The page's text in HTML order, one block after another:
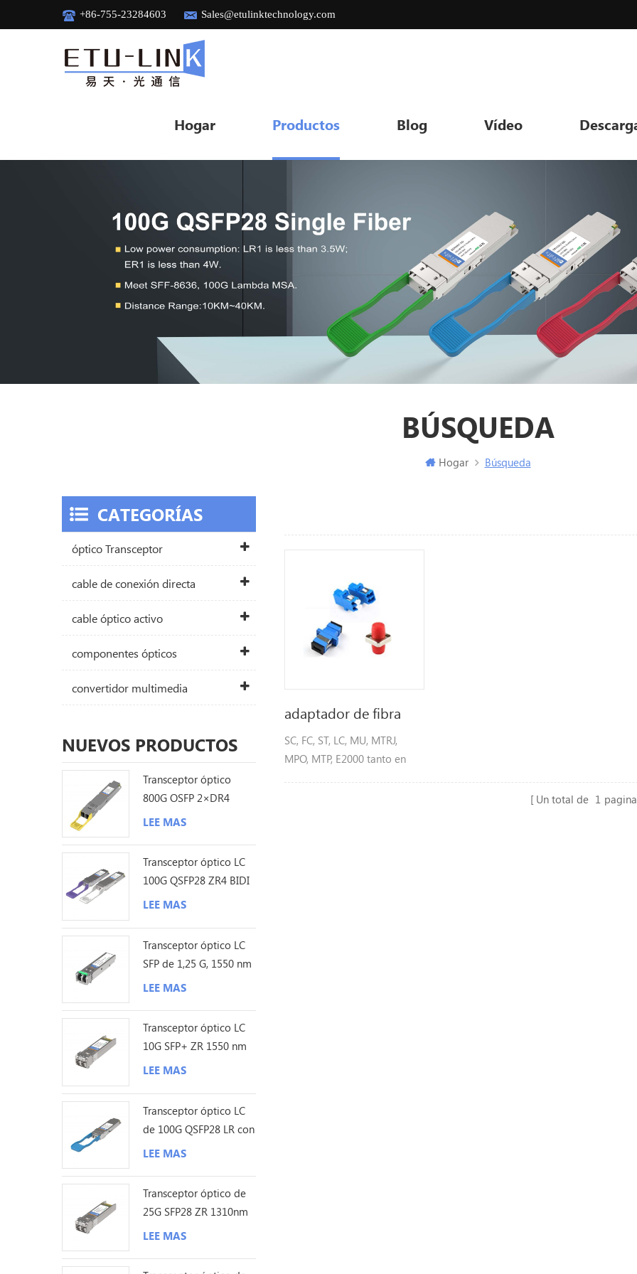
+86-755-23284603 Sales@etulinktechnology.com
Hogar Productos Blog Vídeo
BÚSQUEDA
Hogar Búsqueda
adaptador de fibra
SC, FC, ST, LC, MU, MTRJ,
MPO, MTP, E2000 tanto en
Un total de 1
CATEGORÍAS
óptico Transceptor
cable de conexión directa
cable óptico activo
componentes ópticos
convertidor multimedia
NUEVOS PRODUCTOS
Transceptor óptico
800G OSFP 2×DR4
1310nm 500M MPO12
LEE MAS
Transceptor óptico LC
100G QSFP28 ZR4 BIDI
80KM
LEE MAS
Transceptor óptico LC
SFP de 1,25 G, 1550 nm
y 200 km
LEE MAS
Transceptor óptico LC
10G SFP+ ZR 1550 nm
120 km
LEE MAS
Transceptor óptico LC
de 100G QSFP28 LR con
sonda Lambda única de
LEE MAS
Transceptor óptico de
25G SFP28 ZR 1310nm
los 80KM LC
LEE MAS